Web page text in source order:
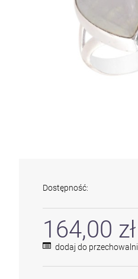
Dostępność:
164,00 zł
dodaj do przechowalni